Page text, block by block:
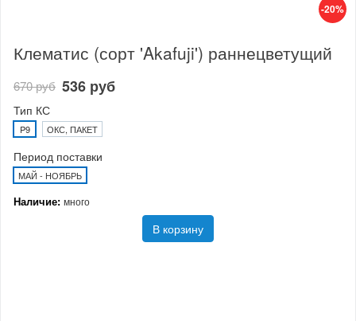
-20%
Клематис (сорт 'Akafuji') раннецветущий
670 руб 536 руб
Тип КС
P9 ОКС, ПАКЕТ
Период поставки
МАЙ - НОЯБРЬ
Наличие: много
В корзину